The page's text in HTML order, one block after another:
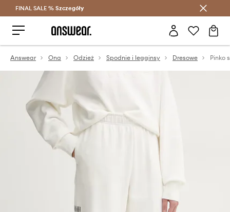
Oszczędzaj z Answear Club >
FINAL SALE % Szczegóły
Answear Ona Odzież Spodnie i legginsy Dresowe